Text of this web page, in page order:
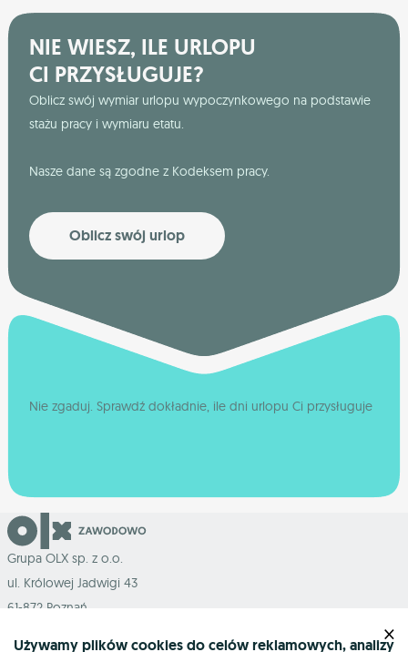
NIE WIESZ, ILE URLOPU
CI PRZYSŁUGUJE?
Oblicz swój wymiar urlopu wypoczynkowego na podstawie
stażu pracy i wymiaru etatu.
Nasze dane są zgodne z Kodeksem pracy.
Oblicz swój urlop
Nie zgaduj. Sprawdź dokładnie, ile dni urlopu Ci przysługuje
Grupa OLX sp. z o.o.
ul. Królowej Jadwigi 43
61-872 Poznań
Używamy plików cookies do celów reklamowych, analizy
×